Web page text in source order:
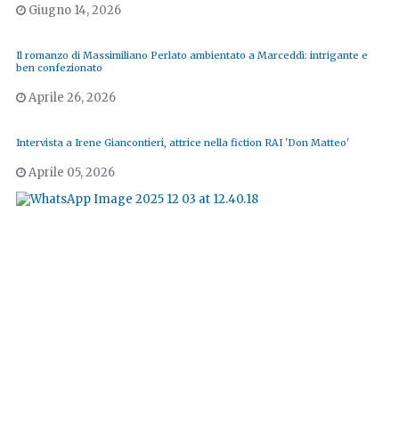
Giugno 14, 2026
Il romanzo di Massimiliano Perlato ambientato a Marceddì: intrigante e
ben confezionato
Aprile 26, 2026
Intervista a Irene Giancontieri, attrice nella fiction RAI 'Don Matteo'
Aprile 05, 2026